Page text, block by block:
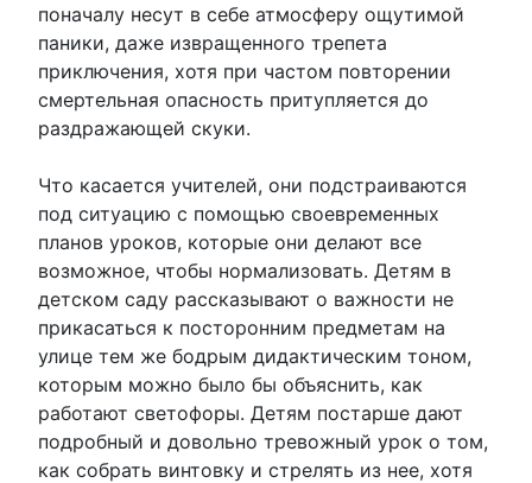
поначалу несут в себе атмосферу ощутимой
паники, даже извращенного трепета
приключения, хотя при частом повторении
смертельная опасность притупляется до
раздражающей скуки.
Что касается учителей, они подстраиваются
под ситуацию с помощью своевременных
планов уроков, которые они делают все
возможное, чтобы нормализовать. Детям в
детском саду рассказывают о важности не
прикасаться к посторонним предметам на
улице тем же бодрым дидактическим тоном,
которым можно было бы объяснить, как
работают светофоры. Детям постарше дают
подробный и довольно тревожный урок о том,
как собрать винтовку и стрелять из нее, хотя